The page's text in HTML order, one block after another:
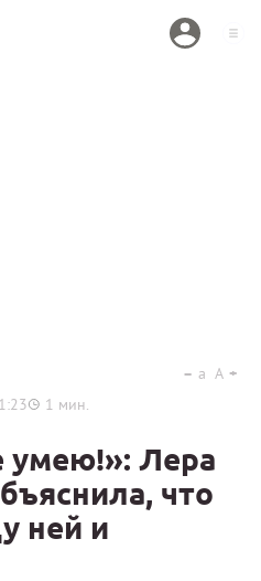
1 мин.
a A
умею!»: Лера
что
ней и